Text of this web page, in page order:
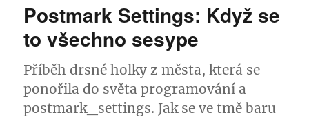
Postmark Settings: Když se
to všechno sesype
Příběh drsné holky z města, která se
ponořila do světa programování a
postmark_settings. Jak se ve tmě baru